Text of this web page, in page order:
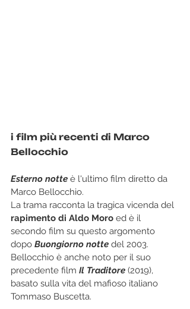
i film più recenti di Marco
Bellocchio
Esterno notte è l'ultimo film diretto da
Marco Bellocchio.
La trama racconta la tragica vicenda del
rapimento di Aldo Moro ed è il
secondo film su questo argomento
dopo Buongiorno notte del 2003.
Bellocchio è anche noto per il suo
precedente film Il Traditore (2019),
basato sulla vita del mafioso italiano
Tommaso Buscetta.